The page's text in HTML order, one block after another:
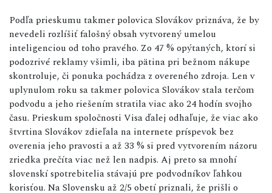
Podľa prieskumu takmer polovica Slovákov priznáva, že by
nevedeli rozlíšiť falošný obsah vytvorený umelou
inteligenciou od toho pravého. Zo 47 % opýtaných, ktorí si
podozrivé reklamy všimli, iba pätina pri bežnom nákupe
skontroluje, či ponuka pochádza z overeného zdroja. Len v
uplynulom roku sa takmer polovica Slovákov stala terčom
podvodu a jeho riešením stratila viac ako 24 hodín svojho
času. Prieskum spoločnosti Visa ďalej odhaľuje, že viac ako
štvrtina Slovákov zdieľala na internete príspevok bez
overenia jeho pravosti a až 33 % si pred vytvorením názoru
zriedka prečíta viac než len nadpis. Aj preto sa mnohí
slovenskí spotrebitelia stávajú pre podvodníkov ľahkou
korisťou. Na Slovensku až 2/5 obetí priznali, že prišli o